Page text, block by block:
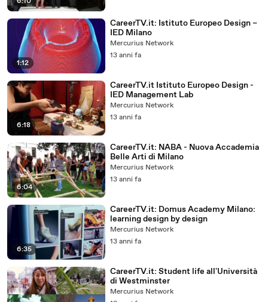
1:12
CareerTV.it: Istituto Europeo Design –
IED Milano
Mercurius Network
13 anni fa
6:18
CareerTV.it Istituto Europeo Design -
IED Management Lab
Mercurius Network
13 anni fa
6:04
CareerTV.it: NABA - Nuova Accademia
Belle Arti di Milano
Mercurius Network
13 anni fa
6:35
CareerTV.it: Domus Academy Milano:
learning design by design
Mercurius Network
13 anni fa
CareerTV.it: Student life all'Università
di Westminster
Mercurius Network